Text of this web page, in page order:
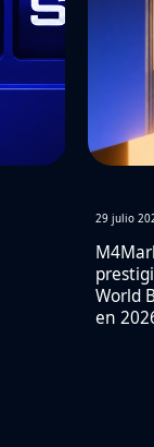
29 julio
World
en